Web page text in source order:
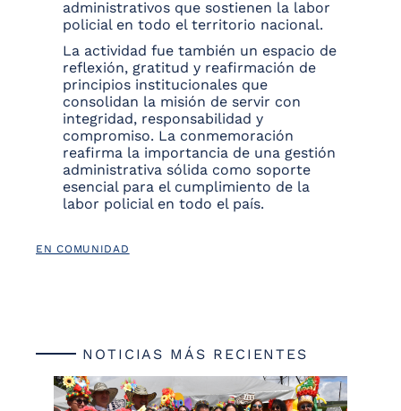
administrativos que sostienen la labor
policial en todo el territorio nacional.
La actividad fue también un espacio de
reflexión, gratitud y reafirmación de
principios institucionales que
consolidan la misión de servir con
integridad, responsabilidad y
compromiso. La conmemoración
reafirma la importancia de una gestión
administrativa sólida como soporte
esencial para el cumplimiento de la
labor policial en todo el país.
EN COMUNIDAD
NOTICIAS MÁS RECIENTES